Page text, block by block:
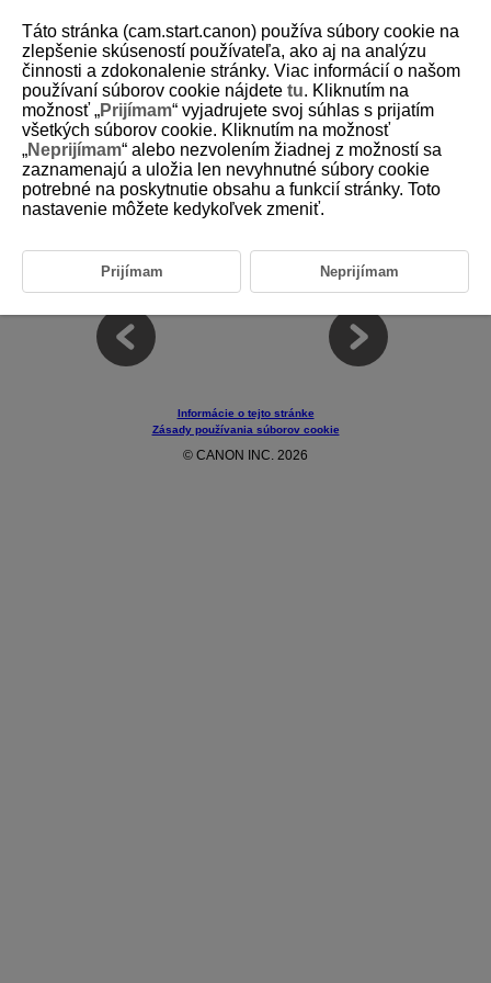
D292-191
Prispôsobenie ovládacích prvkov
Často používané funkcie môžete podľa potreby prideliť k tlačidlám alebo
voličom videokamery a zjednodušiť tak ovládanie.
Podrobnosti prispôsobenia ovládacích prvkov
Informácie o tejto stránke
Zásady používania súborov cookie
© CANON INC. 2026
Táto stránka (cam.start.canon) používa súbory cookie na
zlepšenie skúseností používateľa, ako aj na analýzu
činnosti a zdokonalenie stránky. Viac informácií o našom
používaní súborov cookie nájdete tu. Kliknutím na
možnosť „Prijímam“ vyjadrujete svoj súhlas s prijatím
všetkých súborov cookie. Kliknutím na možnosť
„Neprijímam“ alebo nezvolením žiadnej z možností sa
zaznamenajú a uložia len nevyhnutné súbory cookie
potrebné na poskytnutie obsahu a funkcií stránky. Toto
nastavenie môžete kedykoľvek zmeniť.
Prijímam Neprijímam